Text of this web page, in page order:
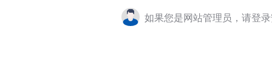
如果您是网站管理员，请登